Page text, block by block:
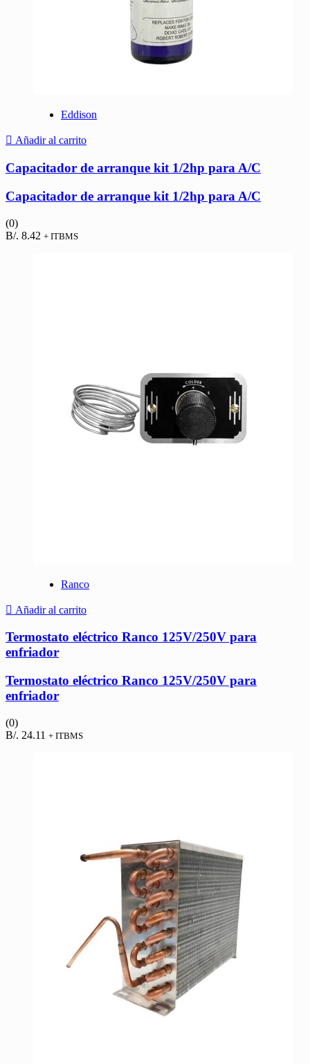
Eddison
Añadir al carrito
Capacitador de arranque kit 1/2hp para A/C
Capacitador de arranque kit 1/2hp para A/C
(0)
B/. 8.42 + ITBMS
Ranco
Añadir al carrito
Termostato eléctrico Ranco 125V/250V para
enfriador
Termostato eléctrico Ranco 125V/250V para
enfriador
(0)
B/. 24.11 + ITBMS